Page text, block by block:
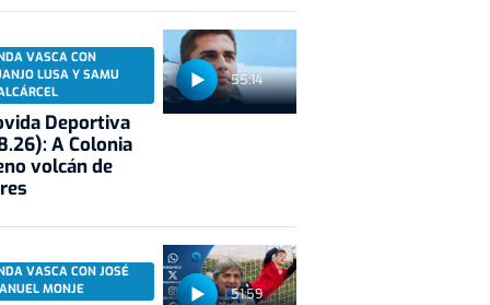
55:14
VASCA CON
LUSA Y SAMU
Deportiva
A Colonia
volcán de
51:59
VASCA CON JOSÉ
MONJE